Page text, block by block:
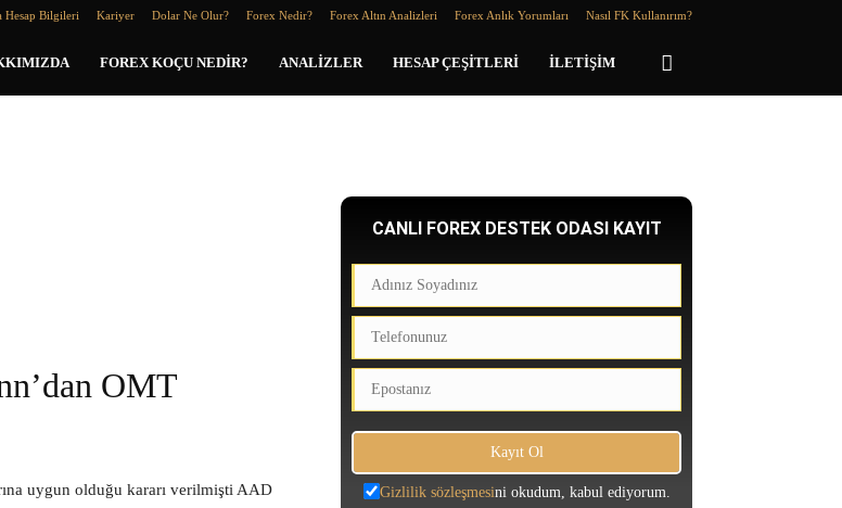
Hesap Bilgileri Kariyer Dolar Ne Olur? Forex Nedir? Forex Altın Analizleri Forex Anlık Yorumları Nasıl FK Kullanırım?
FOREX KOÇU NEDIR? ANALIZLER HESAP ÇEŞITLERI İLETIŞIM
OMT
uygun olduğu kararı verilmişti AAD
CANLI FOREX DESTEK ODASI KAYIT
Gizlilik sözleşmesini okudum, kabul ediyorum.